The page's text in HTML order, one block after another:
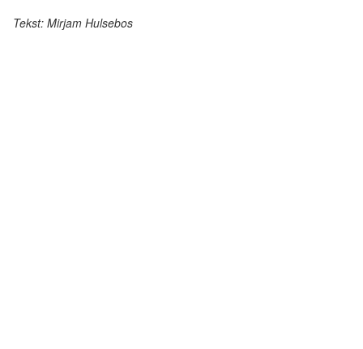
Tekst: Mirjam Hulsebos